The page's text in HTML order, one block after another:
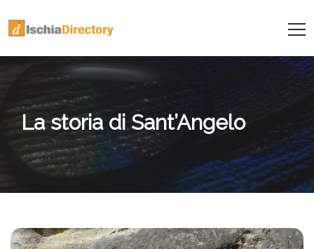
La storia di Sant’Angelo